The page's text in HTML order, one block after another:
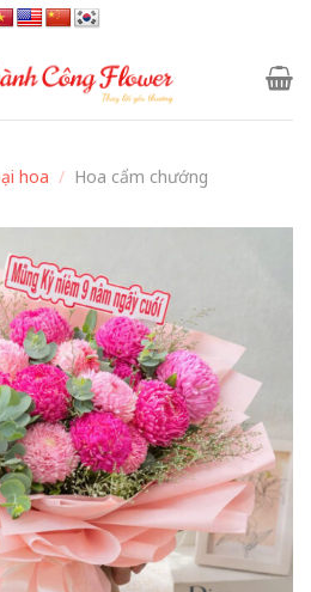
hoa / Hoa cẩm chướng